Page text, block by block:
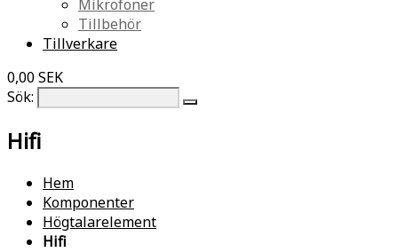
Mikrofoner
Tillbehör
Tillverkare
0,00 SEK
Sök:
Hifi
Hem
Komponenter
Högtalarelement
Hifi